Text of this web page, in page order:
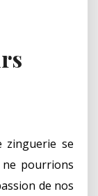
zinguerie se
pourrions
de nos